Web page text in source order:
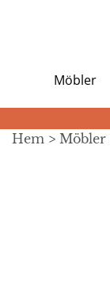
Möbler
Hem > Möbler